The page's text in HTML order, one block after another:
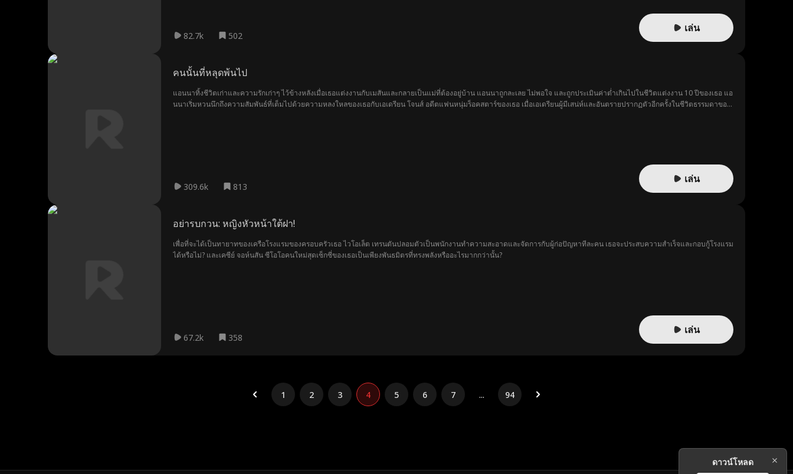
82.7k 502
เล่น
คนนั้นที่หลุดพ้นไป
แอนนาทิ้งชีวิตเก่าและความรักเก่าๆ ไว้ข้างหลังเมื่อเธอแต่งงานกับเมสันและกลายเป็นแม่ที่ต้องอยู่บ้าน แอนนาถูกละเลย ไม่พอใจ และถูกประเมินค่าต่ำเกินไปในชีวิตแต่งงาน 10 ปีของเธอ แอ
นนาเริ่มหวนนึกถึงความสัมพันธ์ที่เต็มไปด้วยความหลงใหลของเธอกับเอเดรียน โจนส์ อดีตแฟนหนุ่มร็อคสตาร์ของเธอ เมื่อเอเดรียนผู้มีเสน่ห์และอันตรายปรากฏตัวอีกครั้งในชีวิตธรรมดาของ
309.6k 813
เล่น
อย่ารบกวน: หญิงหัวหน้าใต้ฝา!
เพื่อที่จะได้เป็นทายาทของเครือโรงแรมของครอบครัวเธอ ไวโอเล็ต เทรนตันปลอมตัวเป็นพนักงานทำความสะอาดและจัดการกับผู้ก่อปัญหาทีละคน เธอจะประสบความสำเร็จและกอบกู้โรงแรม
ได้หรือไม่? และเคซีย์ จอห์นสัน ซีโอโอคนใหม่สุดเซ็กซี่ของเธอเป็นเพียงพันธมิตรที่ทรงพลังหรืออะไรมากกว่านั้น?
67.2k 358
เล่น
1 2 3 4 5 6 7 ... 94
ดาวน์โหลด